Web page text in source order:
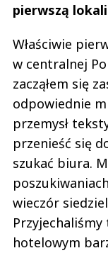
pierwszą
Właściwie
w centralnej
zacząłem się
odpowiednie
przemysł
przenieść się
szukać biura.
wieczór
hotelowym